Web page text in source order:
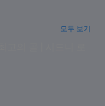
모두 보기